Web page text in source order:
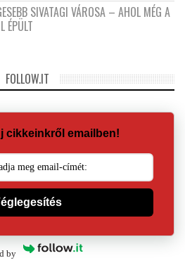
SIVATAGI VÁROSA – AHOL MÉG A
ÉPÜLT
FOLLOW.IT
cikkeinkről emailben!
by